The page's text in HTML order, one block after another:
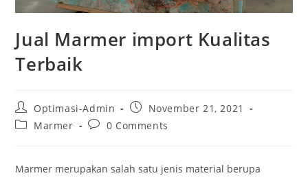
Jual Marmer import Kualitas
Terbaik
Post
author:
Optimasi-Admin
Post
published:
November 21, 2021
PostMarmer
Post0 Comments
Marmer merupakan salah satu jenis material berupa